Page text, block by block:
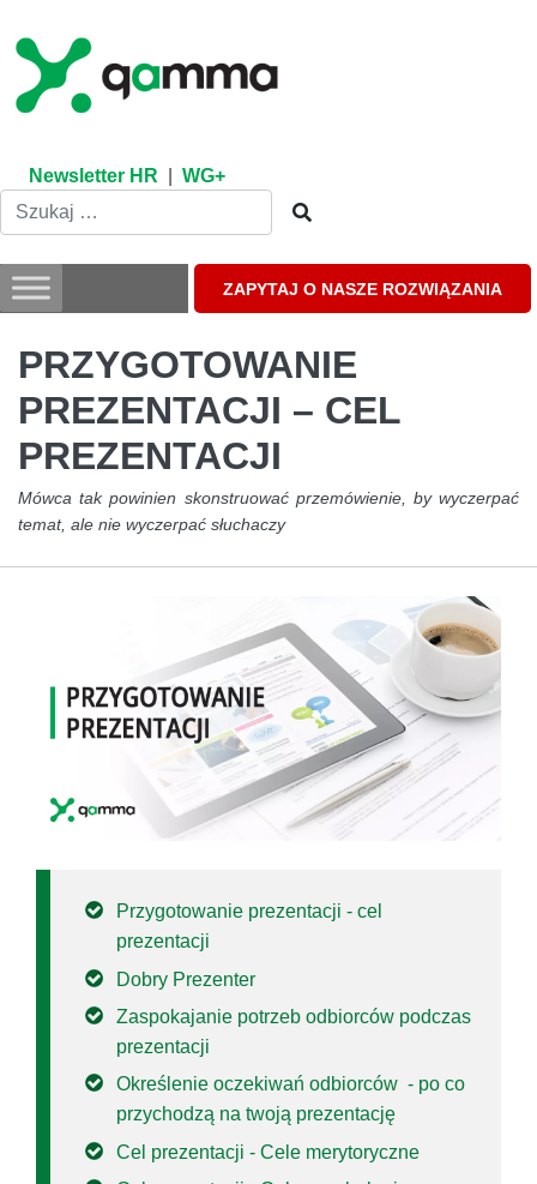
content
Newsletter HR WG+
ZAPYTAJ O NASZE ROZWIĄZANIA
PRZYGOTOWANIE
PREZENTACJI – CEL
PREZENTACJI
Mówca tak powinien skonstruować przemówienie, by wyczerpać
temat, ale nie wyczerpać słuchaczy
Przygotowanie prezentacji - cel
prezentacji
Dobry Prezenter
Zaspokajanie potrzeb odbiorców podczas
prezentacji
Określenie oczekiwań odbiorców - po co
przychodzą na twoją prezentację
Cel prezentacji - Cele merytoryczne